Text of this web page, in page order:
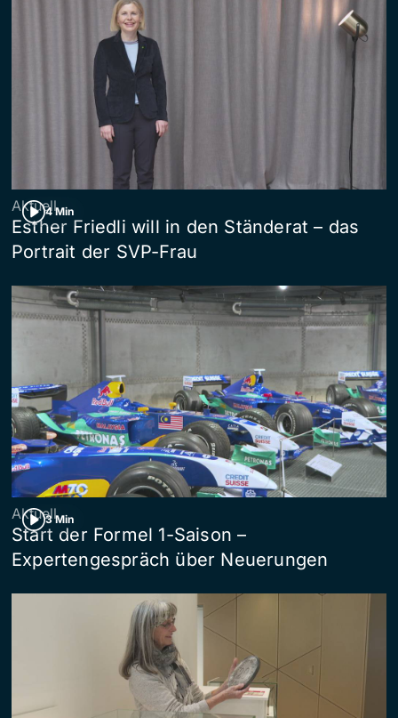
4 Min
Aktuell
Esther Friedli will in den Ständerat – das
Portrait der SVP-Frau
3 Min
Aktuell
Start der Formel 1-Saison –
Expertengespräch über Neuerungen